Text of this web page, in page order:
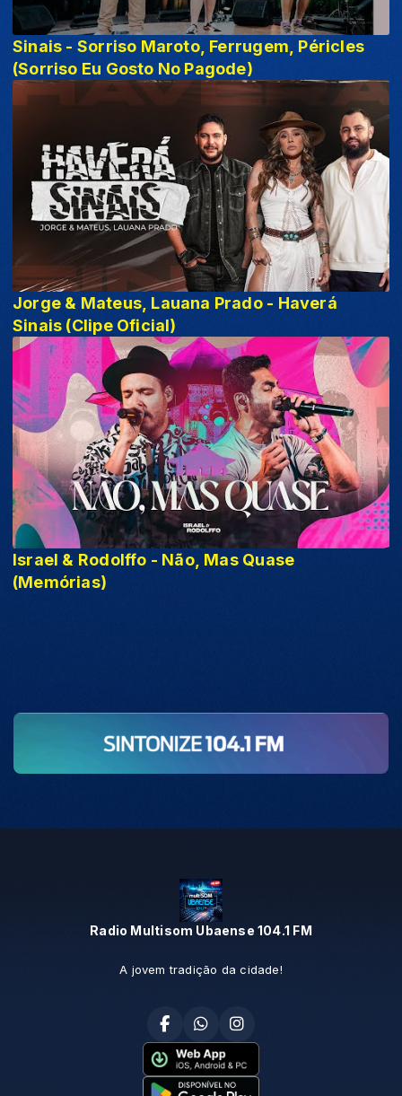
Sinais - Sorriso Maroto, Ferrugem, Péricles
(Sorriso Eu Gosto No Pagode)
Jorge & Mateus, Lauana Prado - Haverá
Sinais (Clipe Oficial)
Israel & Rodolffo - Não, Mas Quase
(Memórias)
Radio Multisom Ubaense 104.1 FM
A jovem tradição da cidade!